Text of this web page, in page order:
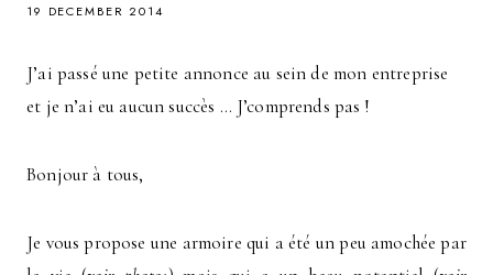
19 DECEMBER 2014
J’ai passé une petite annonce au sein de mon entreprise
et je n’ai eu aucun succès … J’comprends pas !
Bonjour à tous,
Je vous propose une armoire qui a été un peu amochée par